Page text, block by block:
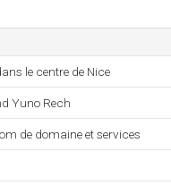
le centre de Nice
Yuno Rech
de domaine et services